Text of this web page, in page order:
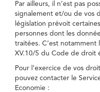
Par ailleurs, il n’est pas
signalement et/ou de vos
législation prévoit
personnes dont les
traitées. C’est notamment
XV.10/5 du Code de droit
Pour l’exercice de vos
pouvez contacter le
Economie :